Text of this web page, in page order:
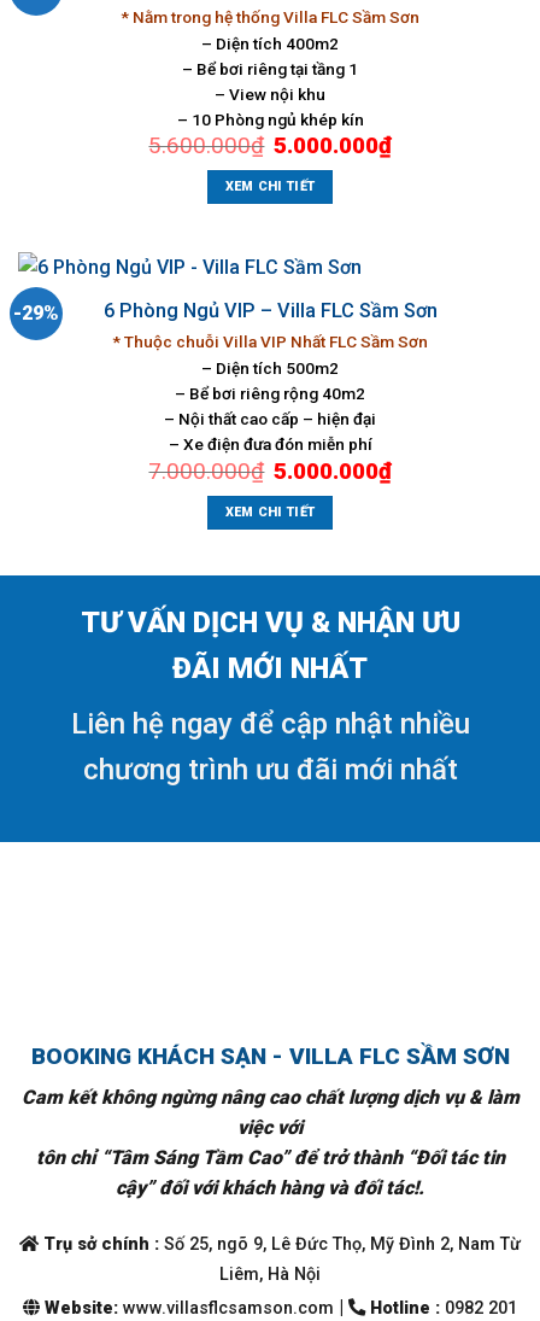
* Nằm trong hệ thống Villa FLC Sầm Sơn
– Diện tích 400m2
– Bể bơi riêng tại tầng 1
– View nội khu
– 10 Phòng ngủ khép kín
5.600.000₫ Giá
gốc
là:
5.600.000₫.
5.000.000₫Giá
hiện
XEM CHI TIẾT
-29% 6 Phòng Ngủ VIP – Villa FLC Sầm Sơn
* Thuộc chuỗi Villa VIP Nhất FLC Sầm Sơn
– Diện tích 500m2
– Bể bơi riêng rộng 40m2
– Nội thất cao cấp – hiện đại
– Xe điện đưa đón miễn phí
7.000.000₫ Giá
gốc
là:
7.000.000₫.
5.000.000₫Giá
hiện
XEM CHI TIẾT
TƯ VẤN DỊCH VỤ & NHẬN ƯU
ĐÃI MỚI NHẤT
Liên hệ ngay để cập nhật nhiều
chương trình ưu đãi mới nhất
BOOKING KHÁCH SẠN - VILLA FLC SẦM SƠN
Cam kết không ngừng nâng cao chất lượng dịch vụ & làm
việc với
tôn chỉ “Tâm Sáng Tầm Cao” để trở thành “Đối tác tin
cậy” đối với khách hàng và đối tác!.
Trụ sở chính : Số 25, ngõ 9, Lê Đức Thọ, Mỹ Đình 2, Nam Từ
Liêm, Hà Nội
Website: www.villasflcsamson.com | Hotline : 0982 201